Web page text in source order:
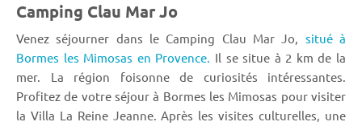
Camping Clau Mar Jo
Venez séjourner dans le Camping Clau Mar Jo, situé à
Bormes les Mimosas en Provence. Il se situe à 2 km de la
mer. La région foisonne de curiosités intéressantes.
Profitez de votre séjour à Bormes les Mimosas pour visiter
la Villa La Reine Jeanne. Après les visites culturelles, une